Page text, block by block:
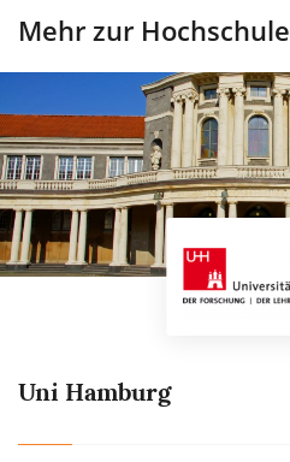
Mehr zur Hochschule
Uni Hamburg